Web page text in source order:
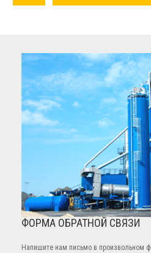
ФОРМА ОБРАТНОЙ СВЯЗИ
Напишите нам письмо в произвольном